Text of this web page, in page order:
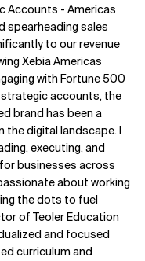
Accounts - Americas
spearheading sales
to our revenue
Xebia Americas
with Fortune 500
accounts, the
brand has been a
digital landscape. I
executing, and
businesses across
about working
the dots to fuel
of Teoler Education
and focused
curriculum and